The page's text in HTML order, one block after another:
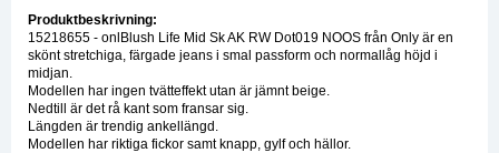
Produktbeskrivning:
15218655 - onlBlush Life Mid Sk AK RW Dot019 NOOS från Only är en
skönt stretchiga, färgade jeans i smal passform och normallåg höjd i
midjan.
Modellen har ingen tvätteffekt utan är jämnt beige.
Nedtill är det rå kant som fransar sig.
Längden är trendig ankellängd.
Modellen har riktiga fickor samt knapp, gylf och hällor.